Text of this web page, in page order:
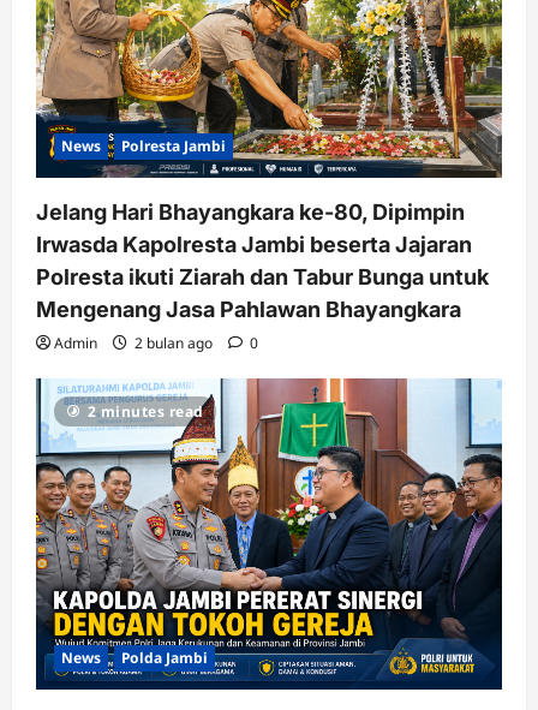
News Polresta Jambi
Jelang Hari Bhayangkara ke-80, Dipimpin
Irwasda Kapolresta Jambi beserta Jajaran
Polresta ikuti Ziarah dan Tabur Bunga untuk
Mengenang Jasa Pahlawan Bhayangkara
Admin 2 bulan ago 0
2 minutes read
News Polda Jambi